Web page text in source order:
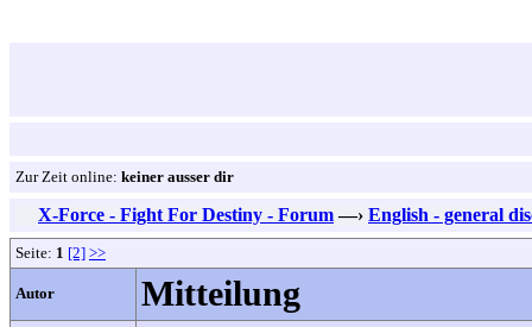
Zur Zeit online: keiner ausser dir
X-Force - Fight For Destiny - Forum —› English - general
Seite: 1 [2] >>
Autor Mitteilung